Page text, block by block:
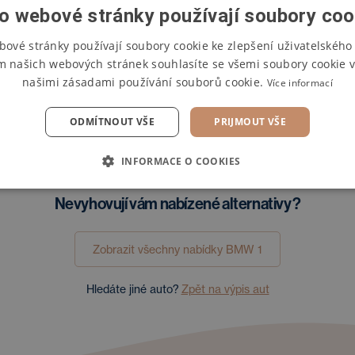
Kč
bez DPH
Dostupnost:
dní
Operák od
17 748 Kč /měs.
Nouzový brzdový asistent
Sportovní sedadla
Systém nouzového zastavení
Parkovací asistent
987 900 Kč
bez odpočtu DPH
Úvěr od
12 451 Kč /měs. 17 170 Kč
Nevyhovují vám nabízené alternativy?
Zobrazit všechny nabídky BMW 1
Hledáte jiné auto? Zpět na výpis aut
webové stránky používají soubory
stránky používají soubory cookie ke zlepšení
našich webových stránek souhlasíte se všemi soubory cookie
našimi zásadami používání souborů cookie. Více informací
PRIJMOUT VŠE
ODMÍTNOUT VŠE
INFORMACE O COOKIES